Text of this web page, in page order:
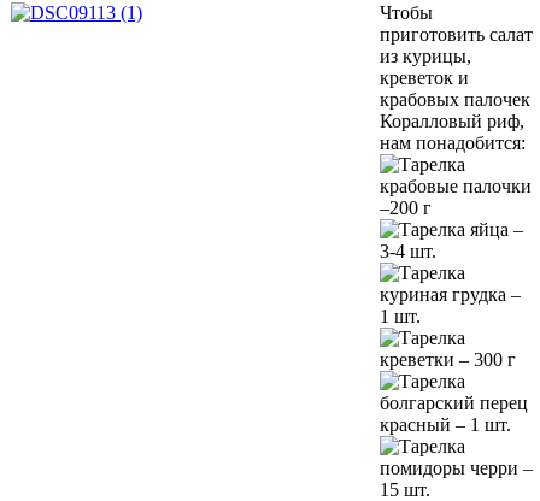
Чтобы
приготовить салат
из курицы,
креветок и
крабовых палочек
Коралловый риф,
нам понадобится:
крабовые палочки
–200 г
яйца –
3-4 шт.
куриная грудка –
1 шт.
креветки – 300 г
болгарский перец
красный – 1 шт.
помидоры черри –
15 шт.